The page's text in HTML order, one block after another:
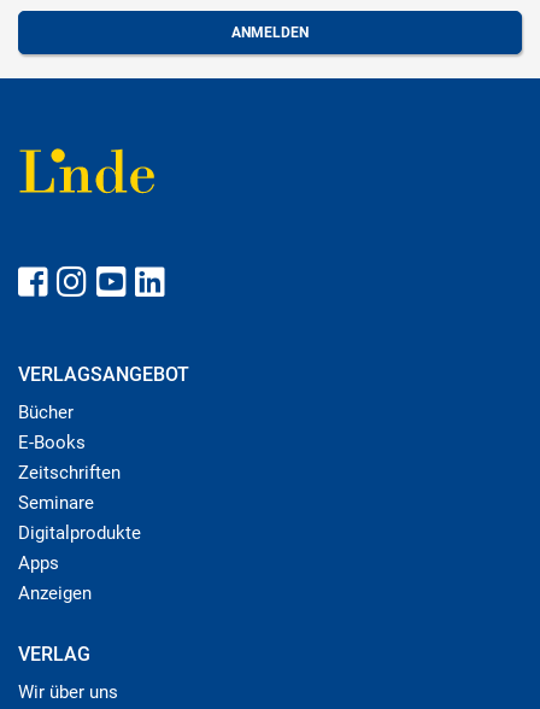
VERLAGSANGEBOT
Bücher
E-Books
Zeitschriften
Seminare
Digitalprodukte
Apps
Anzeigen
VERLAG
Wir über uns